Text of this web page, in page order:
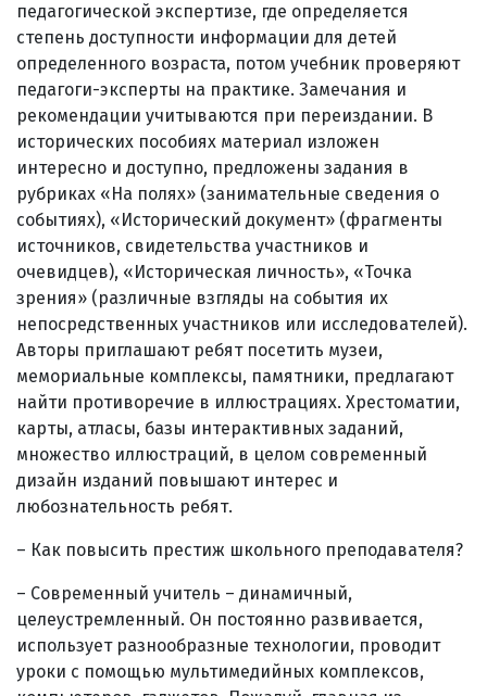
педагогической экспертизе, где определяется
степень доступности информации для детей
определенного возраста, потом учебник проверяют
педагоги-эксперты на практике. Замечания и
рекомендации учитываются при переиздании. В
исторических пособиях материал изложен
интересно и доступно, предложены задания в
рубриках «На полях» (занимательные сведения о
событиях), «Исторический документ» (фрагменты
источников, свидетельства участников и
очевидцев), «Историческая личность», «Точка
зрения» (различные взгляды на события их
непосредственных участников или исследователей).
Авторы приглашают ребят посетить музеи,
мемориальные комплексы, памятники, предлагают
найти противоречие в иллюстрациях. Хрестоматии,
карты, атласы, базы интерактивных заданий,
множество иллюстраций, в целом современный
дизайн изданий повышают интерес и
любознательность ребят.
– Как повысить престиж школьного преподавателя?
– Современный учитель – динамичный,
целеустремленный. Он постоянно развивается,
использует разнообразные технологии, проводит
уроки с помощью мультимедийных комплексов,